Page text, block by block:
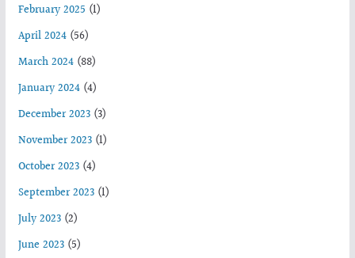
February 2025 (1)
April 2024(56)
March 2024(88)
January 2024(4)
December 2023(3)
November 2023(1)
October 2023(4)
September 2023(1)
July 2023(2)
June 2023(5)